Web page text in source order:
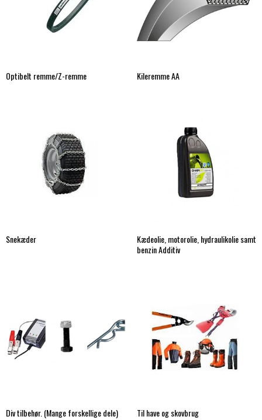
Optibelt remme/Z-remme Kileremme AA
Snekæder
Kædeolie, motorolie, hydraulikolie samt
benzin Additiv
Div tilbehør. (Mange forskellige dele) Til have og skovbrug